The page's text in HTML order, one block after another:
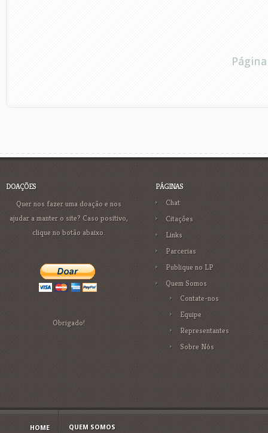
DOAÇÕES
Quer nos fazer uma doação e nos
ajudar a manter o site? Caso positivo,
clique no botão abaixo.
Obrigado!
PÁGINAS
Chat
Citações
Links
Parcerias
Publique no LP
Quem Somos
Contate-nos
Equipe
Representantes
Sobre Nós
HOME QUEM SOMOS